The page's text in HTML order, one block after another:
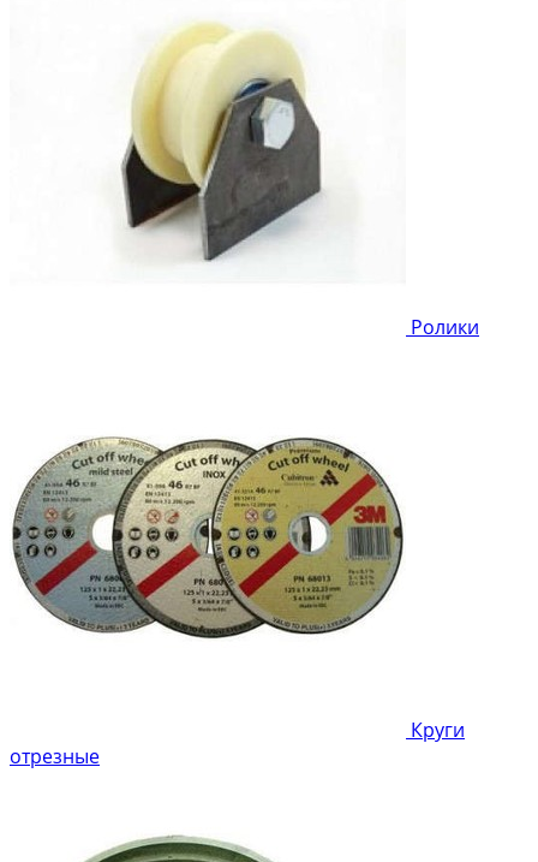
Ролики
Круги
отрезные